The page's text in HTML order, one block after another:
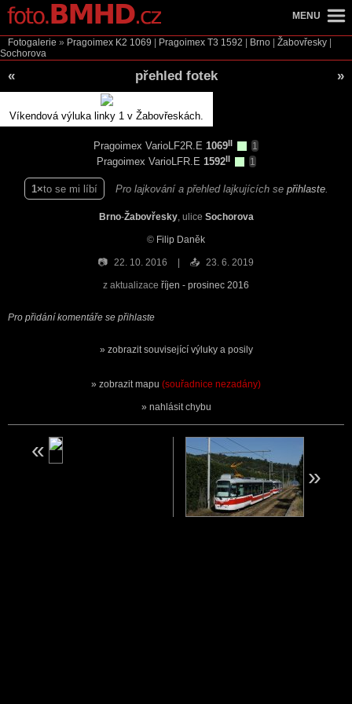
Fotogalerie » Pragoimex K2 1069 Pragoimex T3 1592 Brno Žabovřesky
Sochorova
« přehled fotek »
Víkendová výluka linky 1 v Žabovřeskách.
Pragoimex VarioLF2R.E 1069 1
Pragoimex VarioLFR.E 1592II 1
1 to se mi líbí Pro lajkování a přehled lajkujících se přihlaste.
Brno-Žabovřesky, ulice Sochorova
© Filip Daněk
📷 22. 10. 2016 📤 23. 6. 2019
z aktualizace říjen - prosinec 2016
Pro přidání komentáře se přihlaste
zobrazit související výluky a posily
zobrazit mapu (souřadnice nezadány)
nahlásit chybu
MENU